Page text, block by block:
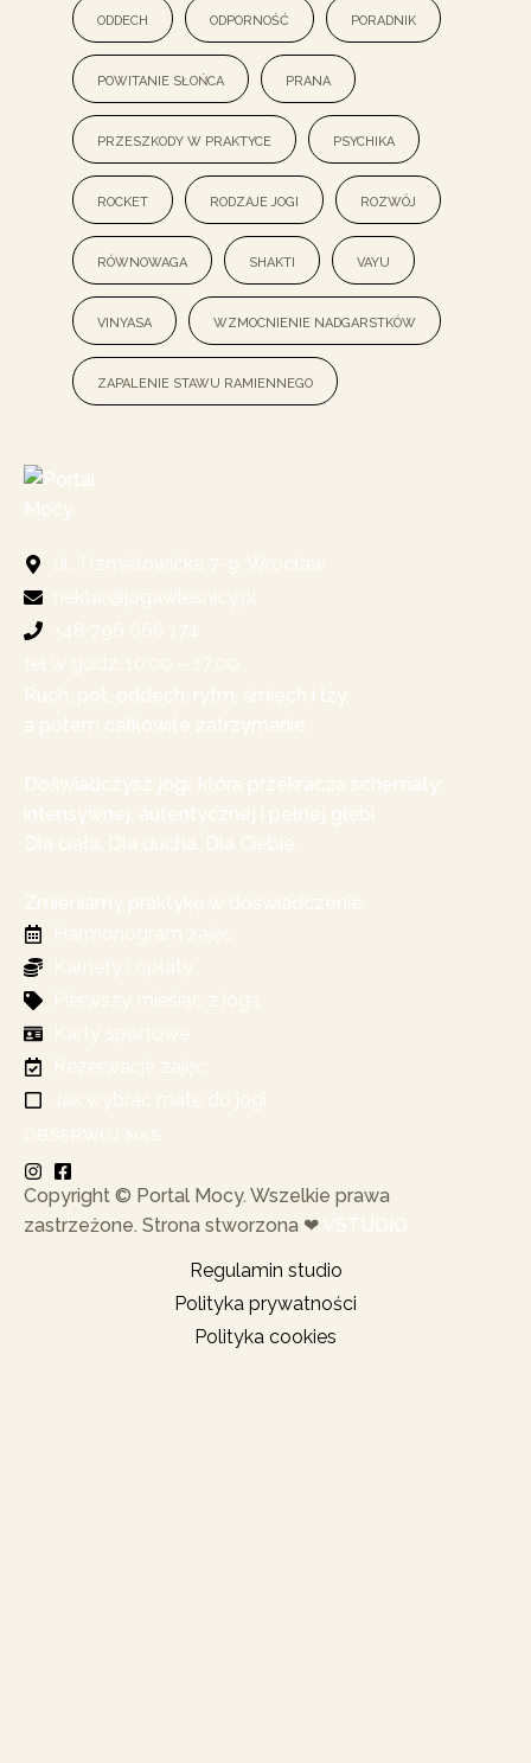
oddech odporność poradnik
powitanie słońca prana
przeszkody w praktyce psychika
rocket rodzaje jogi rozwój
równowaga shakti vayu
vinyasa wzmocnienie nadgarstków
zapalenie stawu ramiennego
Copyright © Portal Mocy. Wszelkie prawa
zastrzeżone. Strona stworzona ❤︎
Regulamin studio
Polityka prywatności
Polityka cookies